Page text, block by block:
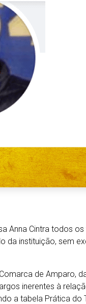
Anna Cintra todos
da instituição, sem
de Amparo,
inerentes à
a tabela Prática do